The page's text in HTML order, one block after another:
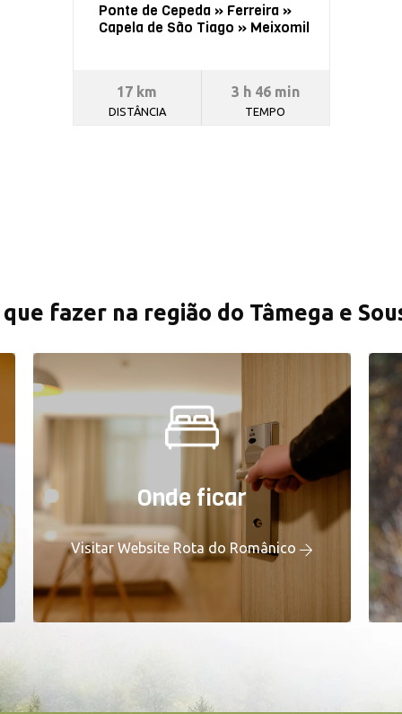
Ponte de Cepeda » Ferreira »
Capela de São Tiago » Meixomil
DISTÂNCIA
17 km
TEMPO
3 h 46 min
que fazer na região do Tâmega e
Onde ficar
Visitar Website Rota do Românico
Consulte a oferta
disponível